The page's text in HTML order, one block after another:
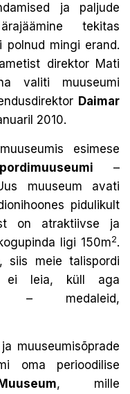
ja paljude
tekitas
polnud mingi erand.
direktor Mati
valiti muuseumi
Daimar
2010.
esimese
–
muuseum avati
pidulikult
on atraktiivse ja
ligi 150m2.
siis meie talispordi
ei leia, küll aga
– medaleid,
muuseumisõprade
oma perioodilise
, mille